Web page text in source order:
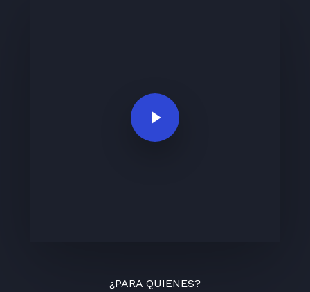
Play Video
¿PARA QUIENES?